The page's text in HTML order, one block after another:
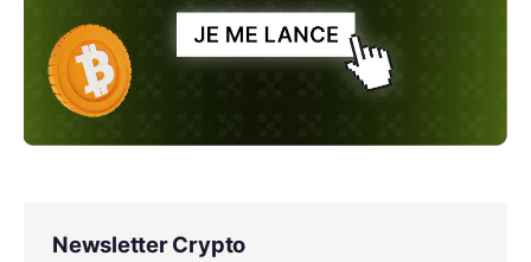
Newsletter Crypto